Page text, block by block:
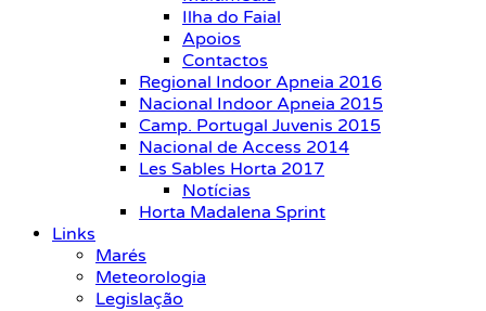
Ilha do Faial
Apoios
Contactos
Regional Indoor Apneia 2016
Nacional Indoor Apneia 2015
Camp. Portugal Juvenis 2015
Nacional de Access 2014
Les Sables Horta 2017
Notícias
Horta Madalena Sprint
Links
Marés
Meteorologia
Legislação